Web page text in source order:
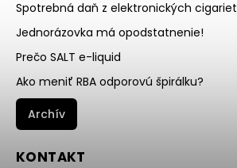
Spotrebná daň z elektronických cigariet
Jednorázovka má opodstatnenie!
Prečo SALT e-liquid
Ako meniť RBA odporovú špirálku?
Archív
KONTAKT